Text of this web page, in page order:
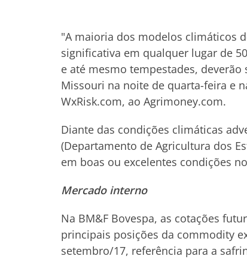
"A maioria dos modelos climáticos
significativa em qualquer lugar de
e até mesmo tempestades,
Missouri na noite de quarta-feira e
WxRisk.com, ao Agrimoney.com.
Diante das condições climáticas
(Departamento de Agricultura dos
em boas ou excelentes condições
Mercado interno
Na BM&F Bovespa, as cotações
principais posições da commodity
setembro/17, referência para a